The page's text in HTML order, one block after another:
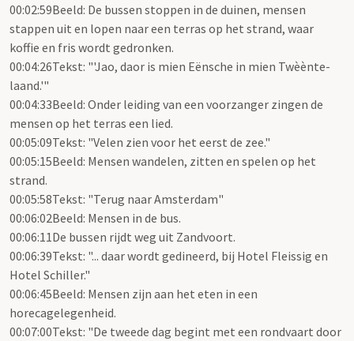
00:02:59Beeld: De bussen stoppen in de duinen, mensen
stappen uit en lopen naar een terras op het strand, waar
koffie en fris wordt gedronken.
00:04:26Tekst: "'Jao, daor is mien Eënsche in mien Twèènte-
laand.'"
00:04:33Beeld: Onder leiding van een voorzanger zingen de
mensen op het terras een lied.
00:05:09Tekst: "Velen zien voor het eerst de zee."
00:05:15Beeld: Mensen wandelen, zitten en spelen op het
strand.
00:05:58Tekst: "Terug naar Amsterdam"
00:06:02Beeld: Mensen in de bus.
00:06:11De bussen rijdt weg uit Zandvoort.
00:06:39Tekst: "... daar wordt gedineerd, bij Hotel Fleissig en
Hotel Schiller."
00:06:45Beeld: Mensen zijn aan het eten in een
horecagelegenheid.
00:07:00Tekst: "De tweede dag begint met een rondvaart door